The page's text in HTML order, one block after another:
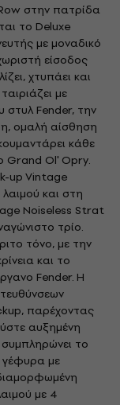
στην πατρίδα
το Deluxe
με μοναδικό
είσοδος
χτυπάει και
με
στυλ Fender, την
ομαλή αίσθηση
κάθε
Grand Ol' Opry.
up Vintage
και στη
Noiseless Strat
τρίο.
τόνο, με την
και το
Fender. Η
παρέχοντας
αυξημένη
το
με
με 4